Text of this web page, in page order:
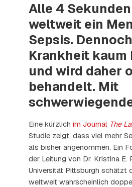
Alle 4
weltweit ein
Sepsis.
Krankheit kaum
und wird daher
behandelt. Mit
Eine kürzlich im Journal The
Studie zeigt, dass viel mehr
als bisher angenommen. Ein
der Leitung von Dr. Kristina E.
Universität Pittsburgh schätzt
weltweit wahrscheinlich